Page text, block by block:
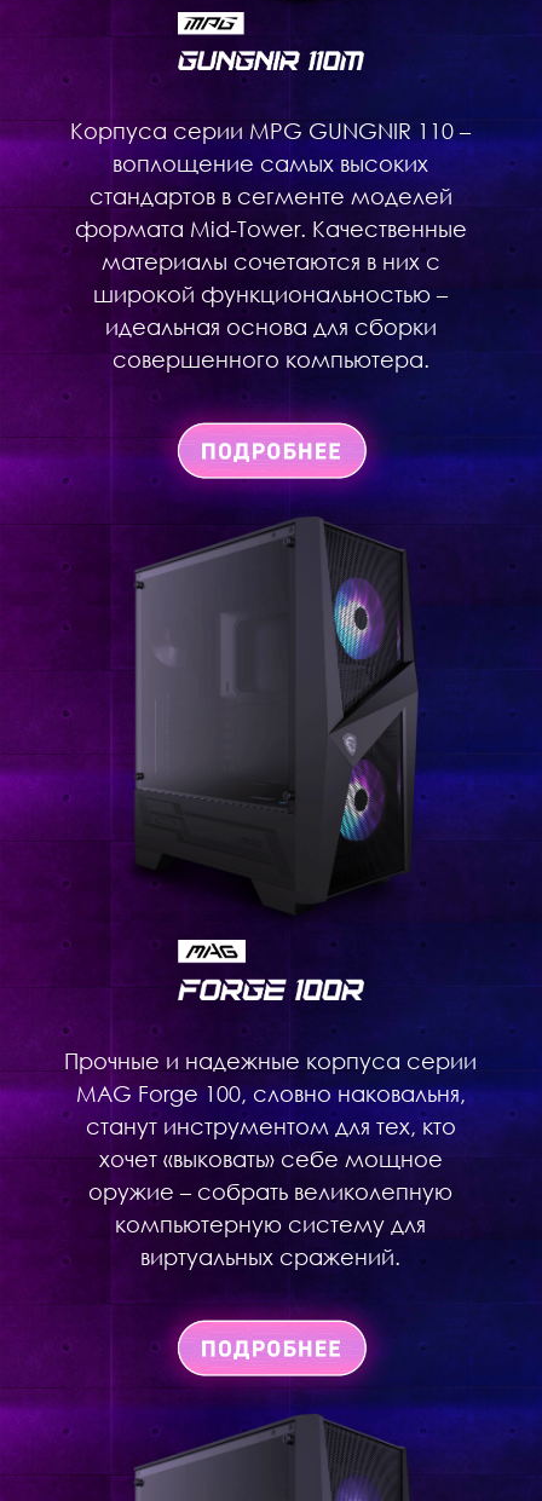
Корпуса серии MPG GUNGNIR 110 –
воплощение самых высоких
стандартов в сегменте моделей
формата Mid-Tower. Качественные
материалы сочетаются в них с
широкой функциональностью –
идеальная основа для сборки
совершенного компьютера.
Прочные и надежные корпуса серии
MAG Forge 100, словно наковальня,
станут инструментом для тех, кто
хочет «выковать» себе мощное
оружие – собрать великолепную
компьютерную систему для
виртуальных сражений.